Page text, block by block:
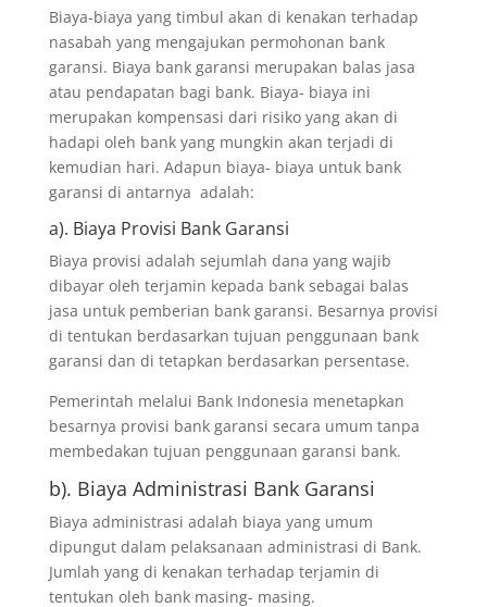
Biaya-biaya yang timbul akan di kenakan terhadap
nasabah yang mengajukan permohonan bank
garansi. Biaya bank garansi merupakan balas jasa
atau pendapatan bagi bank. Biaya- biaya ini
merupakan kompensasi dari risiko yang akan di
hadapi oleh bank yang mungkin akan terjadi di
kemudian hari. Adapun biaya- biaya untuk bank
garansi di antarnya adalah:
a). Biaya Provisi Bank Garansi
Biaya provisi adalah sejumlah dana yang wajib
dibayar oleh terjamin kepada bank sebagai balas
jasa untuk pemberian bank garansi. Besarnya provisi
di tentukan berdasarkan tujuan penggunaan bank
garansi dan di tetapkan berdasarkan persentase.
Pemerintah melalui Bank Indonesia menetapkan
besarnya provisi bank garansi secara umum tanpa
membedakan tujuan penggunaan garansi bank.
b). Biaya Administrasi Bank Garansi
Biaya administrasi adalah biaya yang umum
dipungut dalam pelaksanaan administrasi di Bank.
Jumlah yang di kenakan terhadap terjamin di
tentukan oleh bank masing- masing.